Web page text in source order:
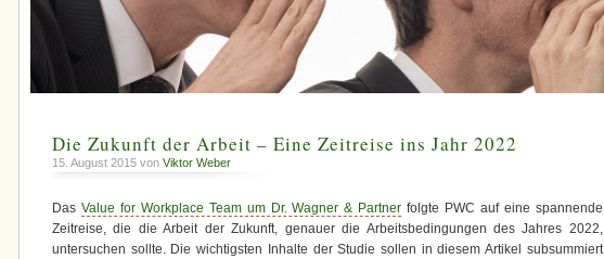
Die Zukunft der Arbeit – Eine Zeitreise ins Jahr 2022
15. August 2015 von Viktor Weber
Das Value for Workplace Team um Dr. Wagner & Partner folgte PWC auf eine spannende
Zeitreise, die die Arbeit der Zukunft, genauer die Arbeitsbedingungen des Jahres 2022,
untersuchen sollte. Die wichtigsten Inhalte der Studie sollen in diesem Artikel subsummiert